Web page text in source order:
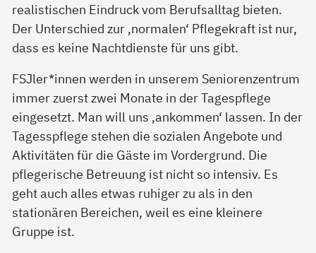
realistischen Eindruck vom Berufsalltag bieten.
Der Unterschied zur ‚normalen‘ Pflegekraft ist nur,
dass es keine Nachtdienste für uns gibt.
FSJler*innen werden in unserem Seniorenzentrum
immer zuerst zwei Monate in der Tagespflege
eingesetzt. Man will uns ‚ankommen‘ lassen. In der
Tagesspflege stehen die sozialen Angebote und
Aktivitäten für die Gäste im Vordergrund. Die
pflegerische Betreuung ist nicht so intensiv. Es
geht auch alles etwas ruhiger zu als in den
stationären Bereichen, weil es eine kleinere
Gruppe ist.